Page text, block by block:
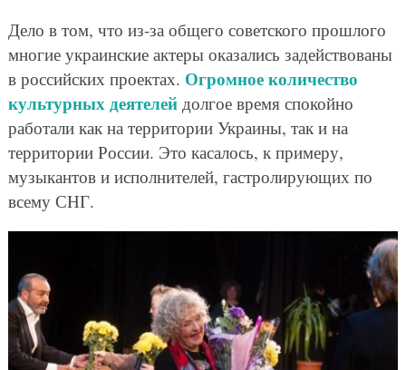
Дело в том, что из-за общего советского прошлого
многие украинские актеры оказались задействованы
в российских проектах. Огромное количество
культурных деятелейдолгое время спокойно
работали как на территории Украины, так и на
территории России. Это касалось, к примеру,
музыкантов и исполнителей, гастролирующих по
всему СНГ.